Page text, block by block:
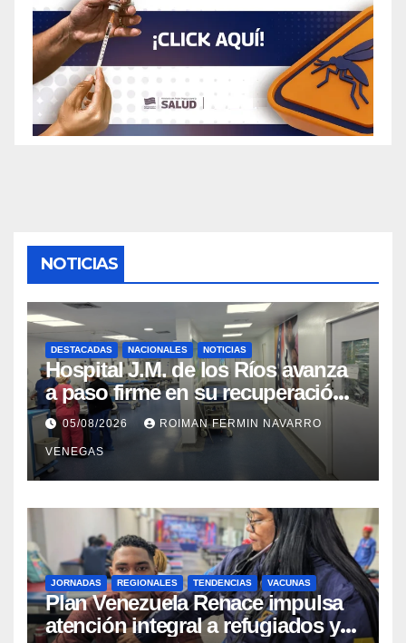
NOTICIAS
DESTACADAS NACIONALES NOTICIAS
Hospital J.M. de los Ríos avanza
a paso firme en su recuperación
tras los recientes eventos
sísmicos
05/08/2026 ROIMAN FERMIN NAVARRO
VENEGAS
JORNADAS REGIONALES TENDENCIAS VACUNAS
​Plan Venezuela Renace impulsa
atención integral a refugiados y